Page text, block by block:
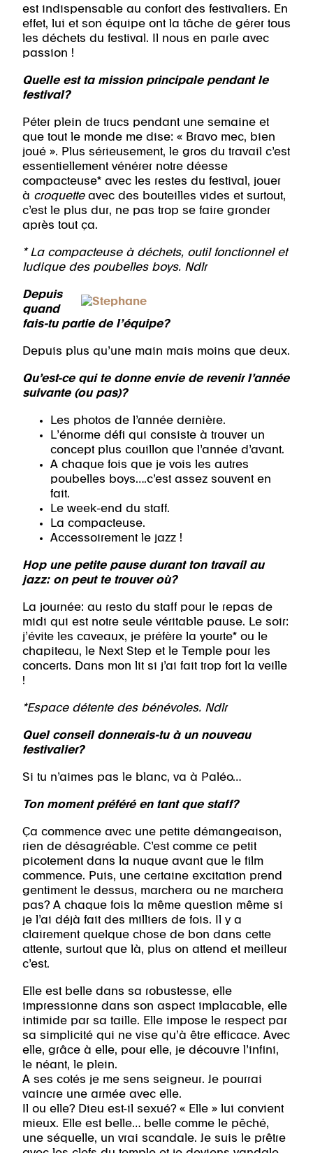
est indispensable au confort des festivaliers. En
effet, lui et son équipe ont la tâche de gérer tous
les déchets du festival. Il nous en parle avec
passion !
Quelle est ta mission principale pendant le
festival?
Péter plein de trucs pendant une semaine et
que tout le monde me dise: « Bravo mec, bien
joué ». Plus sérieusement, le gros du travail c’est
essentiellement vénérer notre déesse
compacteuse* avec les restes du festival, jouer
à croquetteavec des bouteilles vides et surtout,
c’est le plus dur, ne pas trop se faire gronder
après tout ça.
* La compacteuse à déchets, outil fonctionnel et
ludique des poubelles boys. Ndlr
Depuis
quand
fais-tu partie de l’équipe?
Depuis plus qu’une main mais moins que deux.
Qu’est-ce qui te donne envie de revenir l’année
suivante (ou pas)?
Les photos de l’année dernière.
L’énorme défi qui consiste à trouver un
concept plus couillon que l’année d’avant.
A chaque fois que je vois les autres
poubelles boys….c’est assez souvent en
fait.
Le week-end du staff.
La compacteuse.
Accessoirement le jazz !
Hop une petite pause durant ton travail au
jazz: on peut te trouver où?
La journée: au resto du staff pour le repas de
midi qui est notre seule véritable pause. Le soir:
j’évite les caveaux, je préfère la yourte* ou le
chapiteau, le Next Step et le Temple pour les
concerts. Dans mon lit si j’ai fait trop fort la veille
!
*Espace détente des bénévoles. Ndlr
Quel conseil donnerais-tu à un nouveau
festivalier?
Si tu n’aimes pas le blanc, va à Paléo…
Ton moment préféré en tant que staff?
Ça commence avec une petite démangeaison,
rien de désagréable. C’est comme ce petit
picotement dans la nuque avant que le film
commence. Puis, une certaine excitation prend
gentiment le dessus, marchera ou ne marchera
pas? A chaque fois la même question même si
je l’ai déjà fait des milliers de fois. Il y a
clairement quelque chose de bon dans cette
attente, surtout que là, plus on attend et meilleur
c’est.
Elle est belle dans sa robustesse, elle
impressionne dans son aspect implacable, elle
intimide par sa taille. Elle impose le respect par
sa simplicité qui ne vise qu’à être efficace. Avec
elle, grâce à elle, pour elle, je découvre l’infini,
le néant, le plein.
A ses cotés je me sens seigneur. Je pourrai
vaincre une armée avec elle.
Il ou elle? Dieu est-il sexué? « Elle » lui convient
mieux. Elle est belle… belle comme le pêché,
une séquelle, un vrai scandale. Je suis le prêtre